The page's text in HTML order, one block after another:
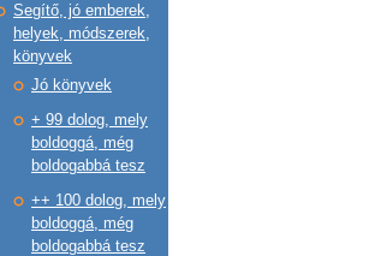
Segítő, jó emberek,
helyek, módszerek,
könyvek
Jó könyvek
+ 99 dolog, mely
boldoggá, még
boldogabbá tesz
++ 100 dolog, mely
boldoggá, még
boldogabbá tesz